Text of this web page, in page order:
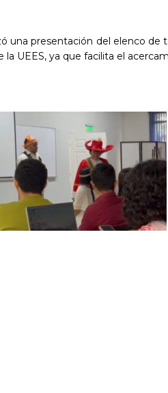
una presentación del elenco
UEES, ya que facilita el